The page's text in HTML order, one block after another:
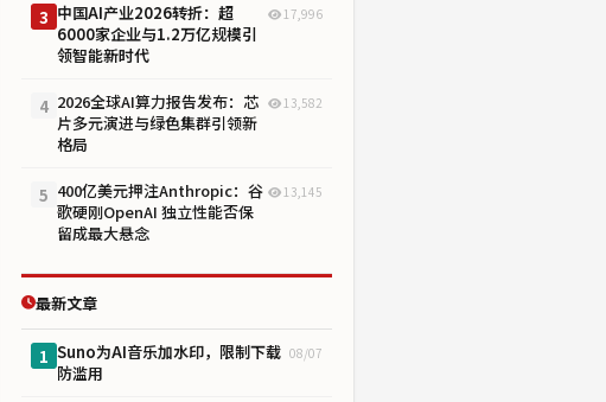
3 中国AI产业2026转折：超
6000家企业与1.2万亿规模引
领智能新时代
17,996
4 2026全球AI算力报告发布：芯
片多元演进与绿色集群引领新
格局
13,582
5 400亿美元押注Anthropic：谷
歌硬刚OpenAI 独立性能否保
留成最大悬念
13,145
最新文章
1 Suno为AI音乐加水印，限制下载
防滥用
08/07